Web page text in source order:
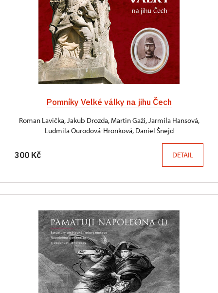
Pomníky Velké války na jihu Čech
Roman Lavička, Jakub Drozda, Martin Gaži, Jarmila Hansová,
Ludmila Ourodová-Hronková, Daniel Šnejd
300 Kč DETAIL